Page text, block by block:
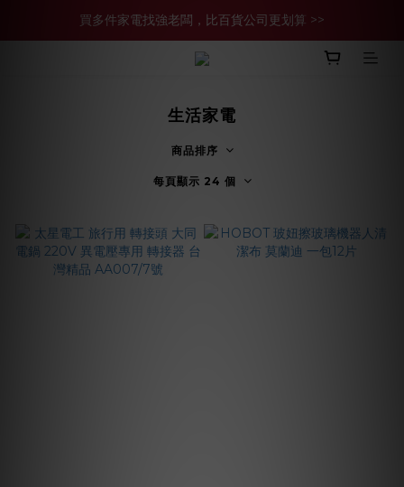
買多件家電找強老闆，比百貨公司更划算 >>
買多件家電找強老闆，比百貨公司更划算 >>
官網現金轉帳優惠 結帳輸【YHH02】再享2%優惠
生活家電
商品排序
每頁顯示 24 個